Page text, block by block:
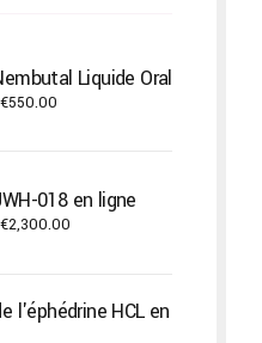
Liquide Oral
€550.00
€550.00
018 en ligne
€2,300.00
through
€2,300.00
l'éphédrine HCL en